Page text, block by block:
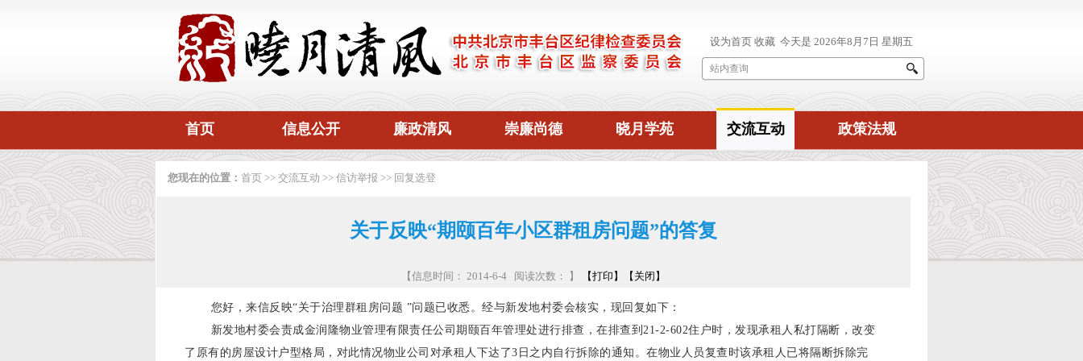
首页 信息公开 廉政清风 崇廉尚德 晓月学苑 交流互动 政策法规
您现在的位置： 首页 >> 交流互动 >> 信访举报 >> 回复选登
关于反映“期颐百年小区群租房问题”的答复
【信息时间： 2014-6-4 阅读次数： 】 【打印】 【关闭】
您好，来信反映“关于治理群租房问题 ”问题已收悉。经与新发地村委会核实，现回复如下：
新发地村委会责成金润隆物业管理有限责任公司期颐百年管理处进行排查，在排查到 21-2-602住户时，发现承租人私打隔断，改变
了原有的房屋设计户型格局，对此情况物业公司对承租人下达了3 日之内自行拆除的通知。在物业人员复查时该承租人已将隔断拆除完